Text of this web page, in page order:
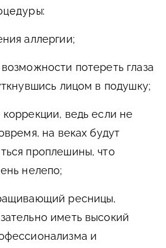
аллергии;
потереть глаза
лицом в подушку;
коррекции, ведь если не
на веках будут
проплешины, что
нелепо;
ресницы,
иметь высокий
и